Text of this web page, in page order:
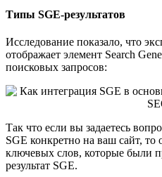
Типы SGE-результатов
Исследование показало, что
отображает элемент Search
поисковых запросов:
Так что если вы задаетесь
SGE конкретно на ваш сайт,
ключевых слов, которые были
результат SGE.